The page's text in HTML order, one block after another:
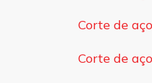
Corte de
Corte de